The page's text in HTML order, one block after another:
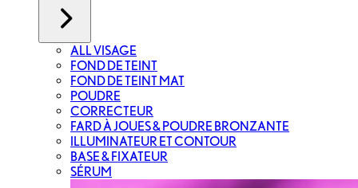
ALL VISAGE
FOND DE TEINT
FOND DE TEINT MAT
POUDRE
CORRECTEUR
FARD À JOUES & POUDRE BRONZANTE
ILLUMINATEUR ET CONTOUR
BASE & FIXATEUR
SÉRUM